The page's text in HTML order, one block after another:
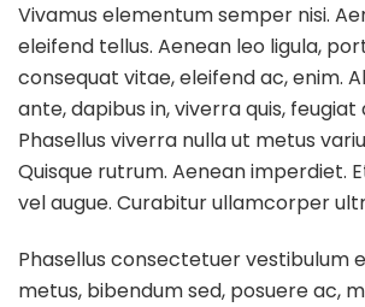
Vivamus elementum semper nisi.
eleifend tellus. Aenean leo ligula,
consequat vitae, eleifend ac, enim.
ante, dapibus in, viverra quis, feugiat
Phasellus viverra nulla ut metus
Quisque rutrum. Aenean imperdiet.
vel augue. Curabitur ullamcorper
Phasellus consectetuer vestibulum
metus, bibendum sed, posuere ac,